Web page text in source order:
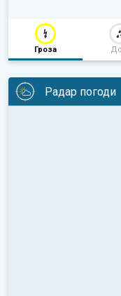
Гроза
Радар погоди